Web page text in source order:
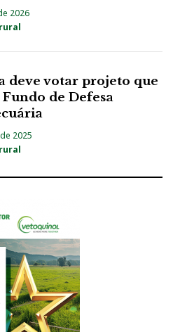
2026
deve votar projeto que
de Defesa
2025